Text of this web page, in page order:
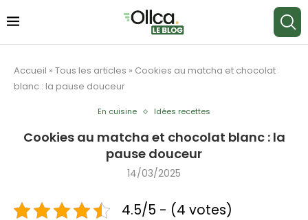
Accueil » Tous les articles » Cookies au matcha et chocolat
blanc : la pause douceur
En cuisine Idées recettes
Cookies au matcha et chocolat blanc : la
pause douceur
14/03/2025
4.5/5 - (4 votes)